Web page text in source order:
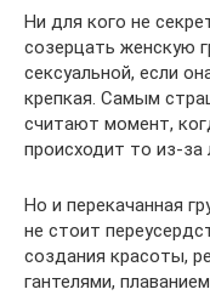
Ни для кого не
созерцать женскую
сексуальной, если
крепкая. Самым
считают момент,
происходит то из-за
Но и перекачанная
не стоит
создания красоты,
гантелями,